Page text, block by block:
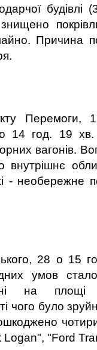
будівлі
Причина
Перемоги,
о 14 год. 19
вагонів.
- необережне
28 о 15
умов
на
чого було
"Ford